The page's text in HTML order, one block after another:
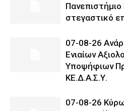
Πανεπιστήμιο
στεγαστικό
07-08-26
Ενιαίων
Υποψήφιων
ΚΕ.Δ.Α.Σ.Υ.
07-08-26